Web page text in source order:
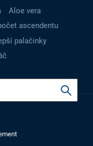
Aloe vera
ascendentu
palačinky